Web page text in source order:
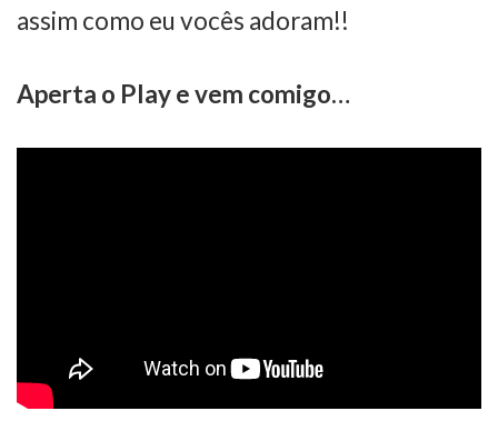
assim como eu vocês adoram!!
Aperta o Play e vem comigo…